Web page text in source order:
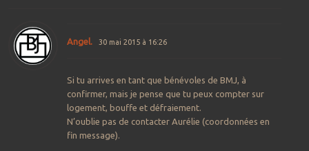
Angel. 30 mai 2015 à 16:26
Si tu arrives en tant que bénévoles de BMJ, à
confirmer, mais je pense que tu peux compter sur
logement, bouffe et défraiement.
N’oublie pas de contacter Aurélie (coordonnées en
fin message).